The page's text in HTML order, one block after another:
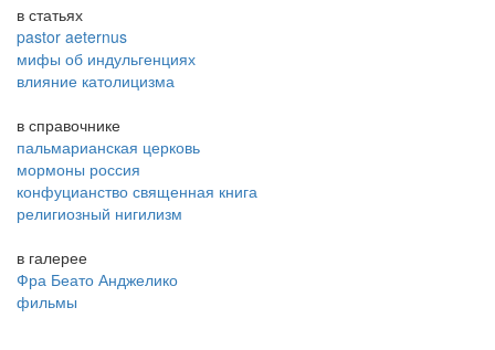
в статьях
pastor aeternus
мифы об индульгенциях
влияние католицизма
в справочнике
пальмарианская церковь
мормоны россия
конфуцианство священная книга
религиозный нигилизм
в галерее
Фра Беато Анджелико
фильмы